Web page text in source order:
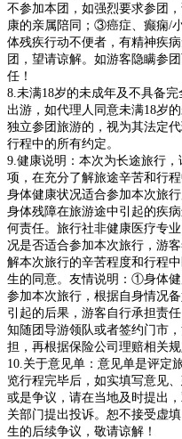
不参加本团，如强烈要求参团
康的亲属陪同；③癌症、癫痫/
体残疾行动不便者，有精神疾
团，望请谅解。如游客隐瞒参
任！
8.未满18岁的未成年及不具备
出游，如代理人同意未满18岁
独立参团旅游的，视为其法定
行程中的所有约定。
9.健康说明：本次为长途旅行
项，在充分了解旅途辛苦和行
身体健康状况适合参加本次旅
身体残障在旅游途中引起的疾
何责任。旅行社非健康医疗专
况是否适合参加本次旅行，游
解本次旅行的辛苦程度和行程
生的同意。友情说明：①身体
参加本次旅行，根据自身情况
引起的后果，游客自行承担责
知随团导游领队或者签约门市
担，再根据保险公司理赔相关规
10.关于意见单：意见单是评定
览行程完毕后，如实填写意见
或是争议，请在当地及时提出
关部门提出投诉。恕不接受虚
生的后续争议，敬请谅解！